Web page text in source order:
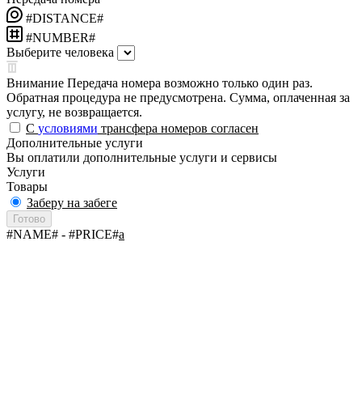
#DISTANCE#
#NUMBER#
Выберите человека
Внимание Передача номера возможно только один раз.
Обратная процедура не предусмотрена. Сумма, оплаченная за
услугу, не возвращается.
С условиями трансфера номеров согласен
Дополнительные услуги
Вы оплатили дополнительные услуги и сервисы
Услуги
Товары
Заберу на забеге
Готово
#NAME# - #PRICE#a